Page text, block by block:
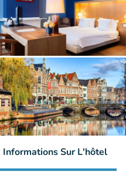
Informations Sur L'hôtel